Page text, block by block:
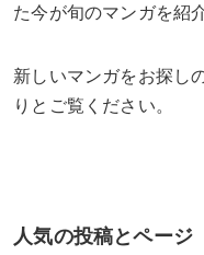
た今が旬のマンガを紹
新しいマンガをお探し
りとご覧ください。
人気の投稿とページ